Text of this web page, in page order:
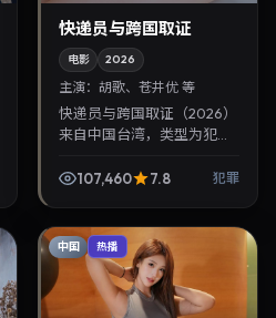
快递员与跨国取证
电影 2026
主演：胡歌、苍井优 等
快递员与跨国取证（2026）
来自中国台湾，类型为犯
优等参与演出。2026年1月
107,460 7.8 犯罪
中国 热播